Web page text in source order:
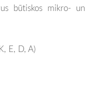
būtiskos mikro- un
E, D, A)